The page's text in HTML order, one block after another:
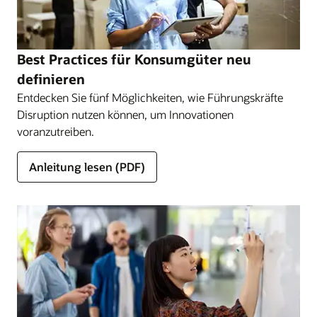
Cloud@Customer erfüllt werden.
Cloud-Bereitstellungsmodelle kennenlernen
Best Practices für Konsumgüter neu
definieren
Entdecken Sie fünf Möglichkeiten, wie Führungskräfte
Disruption nutzen können, um Innovationen
voranzutreiben.
Anleitung lesen (PDF)